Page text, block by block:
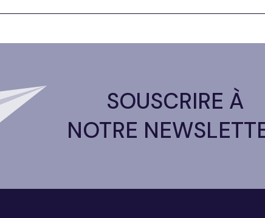
SOUSCRIRE À
NOTRE